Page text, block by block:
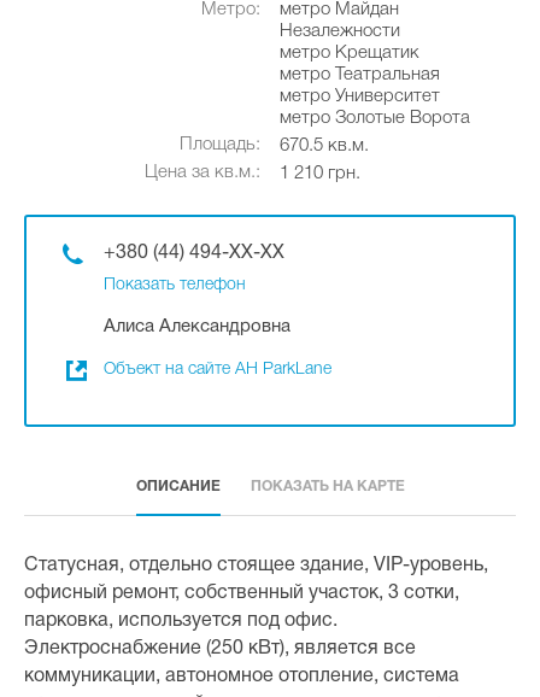
Метро:
метро Майдан
Незалежности
метро Крещатик
метро Театральная
метро Университет
метро Золотые Ворота
Площадь:
670.5 кв.м.
Цена за кв.м.:
1 210 грн.
+380 (44) 494-XX-XX
Показать телефон
Алиса Александровна
Объект на сайте АН ParkLane
ОПИСАНИЕ ПОКАЗАТЬ НА КАРТЕ
Статусная, отдельно стоящее здание, VIP-уровень,
офисный ремонт, собственный участок, 3 сотки,
парковка, используется под офис.
Электроснабжение (250 кВт), является все
коммуникации, автономное отопление, система